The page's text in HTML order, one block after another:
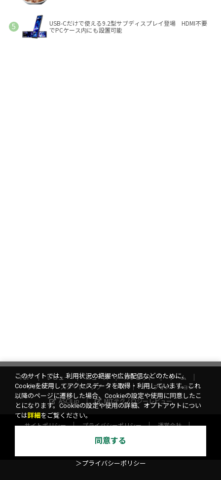
USB-Cだけで使える9.2型サブディスプレイ登場 HDMI不要
でPCケース内にも設置可能
TOP レビュー ニュース ガジェット
ゲーム
グルメ
スタートアップ ICT
インフォメーション
ASCII.jp
MITテクノロジーレビュー
サイトポリシー プライバシーポリシー
運営会社
このサイトでは、利用状況の把握や広告配信などのために、
Cookieを使用してアクセスデータを取得・利用しています。これ
以降のページに遷移した場合、Cookieの設定や使用に同意したこ
とになります。Cookieの設定や使用の詳細、オプトアウトについ
ては詳細 をご覧ください。
同意する
＞プライバシーポリシー